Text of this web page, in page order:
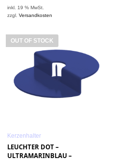
inkl. 19 % MwSt.
zzgl.Versandkosten
OUT OF STOCK
Kerzenhalter
LEUCHTER DOT –
ULTRAMARINBLAU –